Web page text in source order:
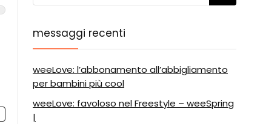
messaggi recenti
weeLove: l’abbonamento all’abbigliamento
per bambini più cool
weeLove: favoloso nel Freestyle – weeSpring
|